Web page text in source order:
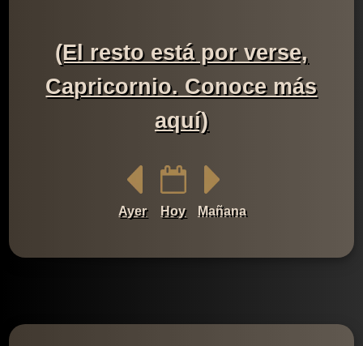
(El resto está por verse,
Capricornio. Conoce más
aquí)
Ayer Hoy Mañana